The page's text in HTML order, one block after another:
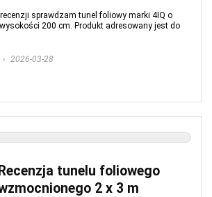
sprawdzam tunel foliowy marki 4IQ o
200 cm. Produkt adresowany jest do
2026-03-28
Recenzja tunelu foliowego
2 x 3 m